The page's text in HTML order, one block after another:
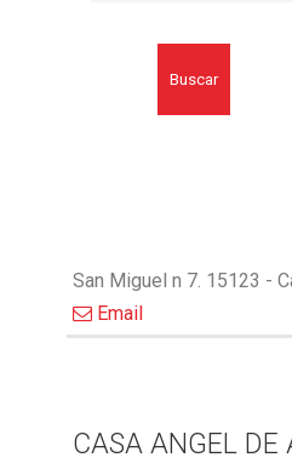
Buscar
San Miguel n 7. 15123 -
Email
CASA ANGEL DE